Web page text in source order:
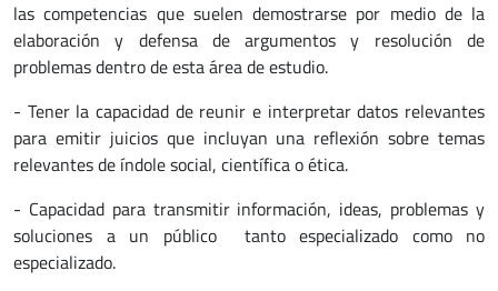
las competencias que suelen demostrarse por medio de la
elaboración y defensa de argumentos y resolución de
problemas dentro de esta área de estudio.
- Tener la capacidad de reunir e interpretar datos relevantes
para emitir juicios que incluyan una reflexión sobre temas
relevantes de índole social, científica o ética.
- Capacidad para transmitir información, ideas, problemas y
soluciones a un público tanto especializado como no
especializado.